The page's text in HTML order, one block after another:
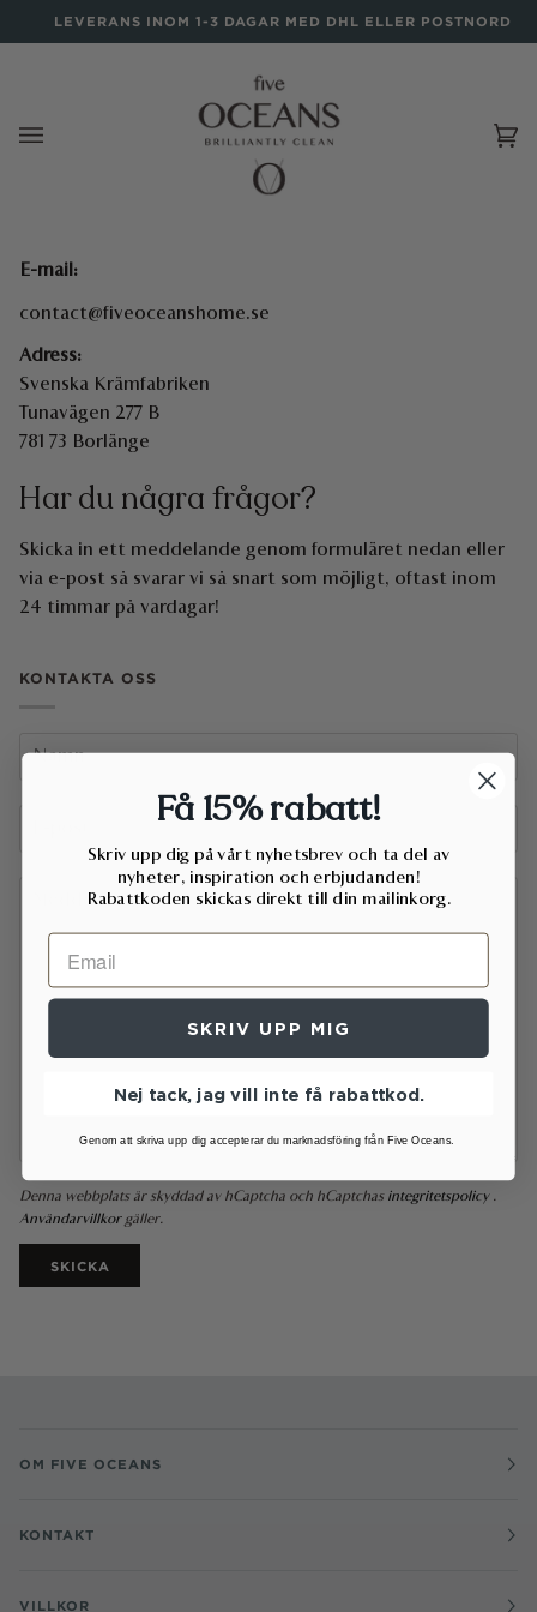
LEVERANS INOM 1-3 DAGAR MED DHL ELLER POSTNORD
E-mail:
contact@fiveoceanshome.se
Adress:
Svenska Krämfabriken
Tunavägen 277 B
781 73 Borlänge
Har du några frågor?
Skicka in ett meddelande genom formuläret nedan eller
via e-post så svarar vi så snart som möjligt, oftast inom
24 timmar på vardagar!
KONTAKTA OSS
Denna webbplats är skyddad av hCaptcha och hCaptchas integritetspolicy .
Användarvillkorgäller.
SKICKA
OM FIVE OCEANS
KONTAKT
VILLKOR
Få 15% rabatt!
Skriv upp dig på vårt nyhetsbrev och ta del av
nyheter, inspiration och erbjudanden!
Rabattkoden skickas direkt till din mailinkorg.
SKRIV UPP MIG
Nej tack, jag vill inte få rabattkod.
Genom att skriva upp dig accepterar du marknadsföring från Five Oceans.